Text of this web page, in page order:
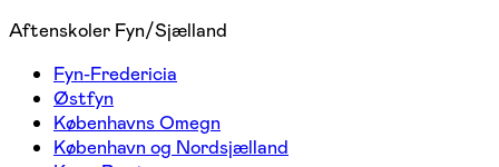
Aftenskoler Fyn/Sjælland
Fyn-Fredericia
Østfyn
Københavns Omegn
København og Nordsjælland